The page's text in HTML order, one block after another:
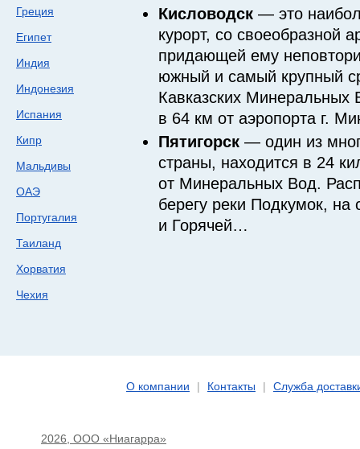
Греция
Египет
Индия
Индонезия
Испания
Кипр
Мальдивы
ОАЭ
Португалия
Таиланд
Хорватия
Чехия
Кисловодск — это
курорт, со своеобразной
придающей ему
южный и самый крупный
Кавказских Минеральных
в 64 км от аэропорта г.
Пятигорск — один из
страны, находится в 24
от Минеральных Вод.
берегу реки Подкумок, на
и Горячей…
О компании Контакты Служба
2026, ООО «Ниагарра»